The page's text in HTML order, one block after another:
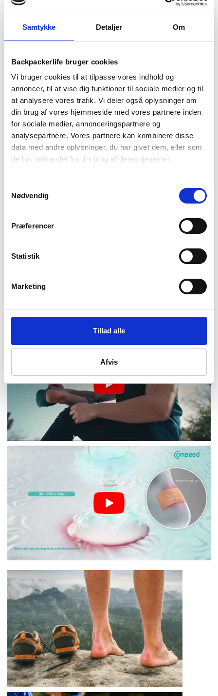
Samtykke Detaljer Om
Backpackerlife bruger cookies
Vi bruger cookies til at tilpasse vores indhold og
annoncer, til at vise dig funktioner til sociale medier og til
at analysere vores trafik. Vi deler også oplysninger om
din brug af vores hjemmeside med vores partnere inden
for sociale medier, annonceringspartnere og
analysepartnere. Vores partnere kan kombinere disse
data med andre oplysninger, du har givet dem, eller som
de har indsamlet fra din brug af deres tjenester.
Nødvendig
Præferencer
Statistik
Marketing
Tillad alle
Afvis
Skulle der være gået hul på vablen, bør området renses grundigt
inden plastret sætte på.
Plastret skal ikke skiftes hver dag. Lad i stedet vabelplastret sidde på
til det naturligt løsner sig i kanterne. Fjern det derefter forsigtigt under
nyt plaster. Ved at lade plastret sidde på sikre det den bedste
helingsproces og mindsker risikoen for infektion.
Populære Compeed produkter
Anti-vabel stift – Compeed
Plaster – Compeed – Fingerrevner 10 stk
Vabel Plaster – Sport Active 5 stk – Compeed
Vabelplaster Medium – 5 stk
Vabelplaster Mix – 5 stk
Vabelplaster – Vabler under foden 5 stk – Compeed